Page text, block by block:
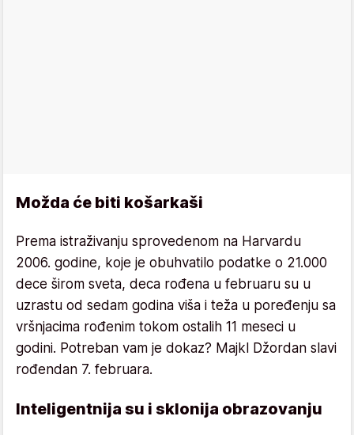
Možda će biti košarkaši
Prema istraživanju sprovedenom na Harvardu
2006. godine, koje je obuhvatilo podatke o 21.000
dece širom sveta, deca rođena u februaru su u
uzrastu od sedam godina viša i teža u poređenju sa
vršnjacima rođenim tokom ostalih 11 meseci u
godini. Potreban vam je dokaz? Majkl Džordan slavi
rođendan 7. februara.
Inteligentnija su i sklonija obrazovanju